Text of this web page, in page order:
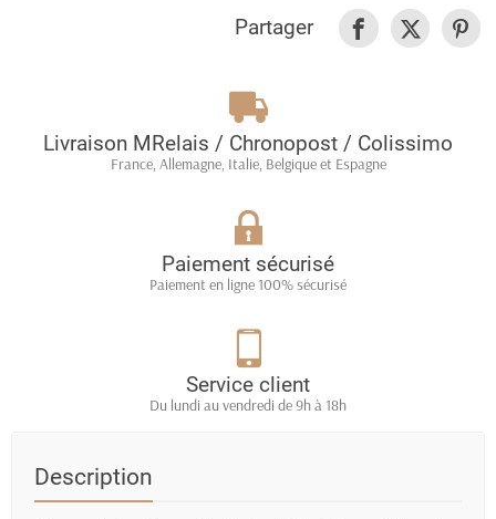
Partager
Livraison MRelais / Chronopost / Colissimo
France, Allemagne, Italie, Belgique et Espagne
Paiement sécurisé
Paiement en ligne 100% sécurisé
Service client
Du lundi au vendredi de 9h à 18h
Description